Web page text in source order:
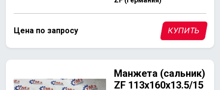
Цена по запросу КУПИТЬ
Манжета (сальник)
ZF 113x160x13.5/15